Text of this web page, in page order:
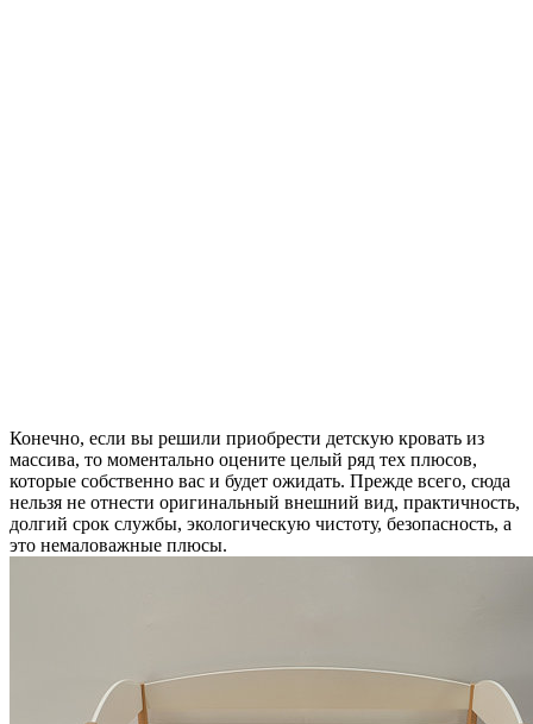
Конечно, если вы решили приобрести детскую кровать из
массива, то моментально оцените целый ряд тех плюсов,
которые собственно вас и будет ожидать. Прежде всего, сюда
нельзя не отнести оригинальный внешний вид, практичность,
долгий срок службы, экологическую чистоту, безопасность, а
это немаловажные плюсы.